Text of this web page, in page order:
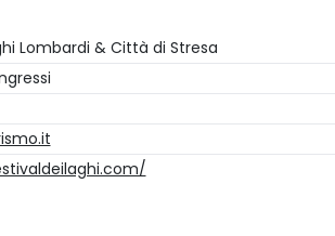
Lombardi & Città di Stresa